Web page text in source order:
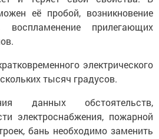
её пробой, возникновение
воспламенение прилегающих
электрического
тысяч градусов.
данных обстоятельств,
электроснабжения, пожарной
бань необходимо заменить